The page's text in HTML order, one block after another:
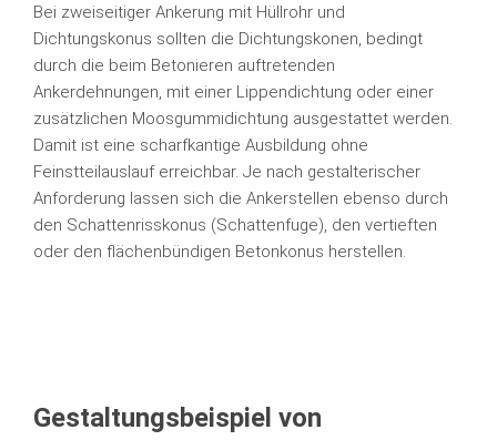
Bei zweiseitiger Ankerung mit Hüllrohr und
Dichtungskonus sollten die Dichtungskonen, bedingt
durch die beim Betonieren auftretenden
Ankerdehnungen, mit einer Lippendichtung oder einer
zusätzlichen Moosgummidichtung ausgestattet werden.
Damit ist eine scharfkantige Ausbildung ohne
Feinstteilauslauf erreichbar. Je nach gestalterischer
Anforderung lassen sich die Ankerstellen ebenso durch
den Schattenrisskonus (Schattenfuge), den vertieften
oder den flächenbündigen Betonkonus herstellen.
Gestaltungsbeispiel von